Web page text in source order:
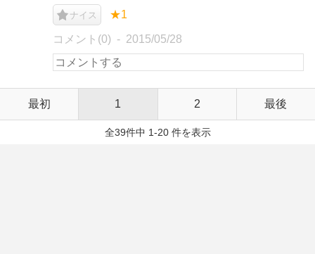
ナイス ★1
コメント(0) 2015/05/28
最初 1 2 最後
全39件中 1-20 件を表示